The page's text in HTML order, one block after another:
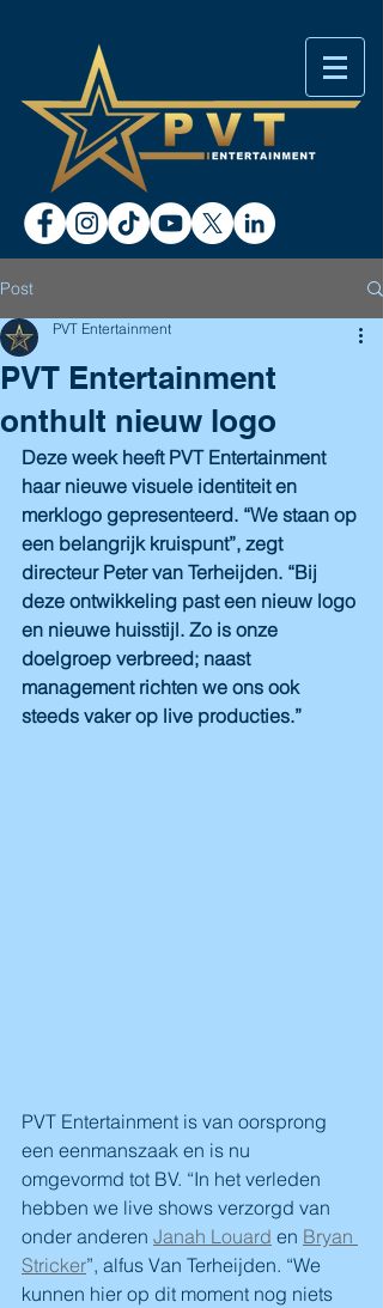
Post
PVT Entertainment
onthult nieuw logo
PVT Entertainment
Deze week heeft PVT Entertainment
haar nieuwe visuele identiteit en
merklogo gepresenteerd. “We staan op
een belangrijk kruispunt”, zegt
directeur Peter van Terheijden. “Bij
deze ontwikkeling past een nieuw logo
en nieuwe huisstijl. Zo is onze
doelgroep verbreed; naast
management richten we ons ook
steeds vaker op live producties.”
PVT Entertainment is van oorsprong
een eenmanszaak en is nu
omgevormd tot BV. “In het verleden
hebben we live shows verzorgd van
onder anderen Janah Louard en Bryan
Stricker”, alfus Van Terheijden. “We
kunnen hier op dit moment nog niets